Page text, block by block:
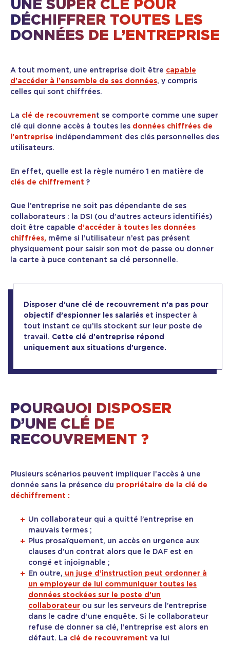
UNE SUPER CLÉ POUR
DÉCHIFFRER TOUTES LES
DONNÉES DE L’ENTREPRISE
A tout moment, une entreprise doit être capable
d’accéder à l’ensemble de ses données, y compris
celles qui sont chiffrées.
La clé de recouvrement se comporte comme une super
clé qui donne accès à toutes les données chiffrées de
l’entreprise indépendamment des clés personnelles des
utilisateurs.
En effet, quelle est la règle numéro 1 en matière de
clés de chiffrement ?
Que l’entreprise ne soit pas dépendante de ses
collaborateurs : la DSI (ou d’autres acteurs identifiés)
doit être capable d’accéder à toutes les données
chiffrées, même si l’utilisateur n’est pas présent
physiquement pour saisir son mot de passe ou donner
la carte à puce contenant sa clé personnelle.
Disposer d’une clé de recouvrement n’a pas pour
objectif d’espionner les salariés et inspecter à
tout instant ce qu’ils stockent sur leur poste de
travail. Cette clé d’entreprise répond
uniquement aux situations d’urgence.
POURQUOI DISPOSER
D’UNE CLÉ DE
RECOUVREMENT ?
Plusieurs scénarios peuvent impliquer l’accès à une
donnée sans la présence du propriétaire de la clé de
déchiffrement :
Un collaborateur qui a quitté l’entreprise en
mauvais termes ;
Plus prosaïquement, un accès en urgence aux
clauses d’un contrat alors que le DAF est en
congé et injoignable ;
En outre, un juge d’instruction peut ordonner à
un employeur de lui communiquer toutes les
données stockées sur le poste d’un
collaborateur ou sur les serveurs de l’entreprise
dans le cadre d’une enquête. Si le collaborateur
refuse de donner sa clé, l’entreprise est alors en
défaut. La clé de recouvrement va lui